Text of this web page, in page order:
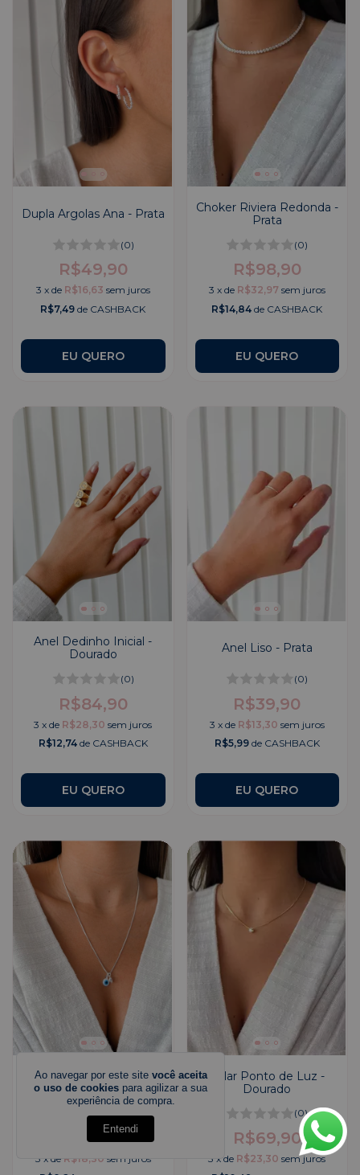
Ao navegar por este site você aceita
o uso de cookies para agilizar a sua
experiência de compra.
Entendi
Dupla Argolas Ana - Prata
(0)
R$49,90
3 x de R$16,63 sem juros
R$7,49 de CASHBACK
Choker Riviera Redonda -
Prata
(0)
R$98,90
3 x de R$32,97 sem juros
R$14,84 de CASHBACK
Anel Dedinho Inicial -
Dourado
(0)
R$84,90
3 xde R$28,30 sem juros
R$12,74de CASHBACK
EU QUERO
Anel Liso - Prata
(0)
R$39,90
3 x de R$13,30 sem juros
R$5,99de CASHBACK
EU QUERO
Patuá Olho Grego - Prata
(0)
R$54,90
3 x de R$18,30 sem juros
Colar Ponto de Luz -
Dourado
(0)
R$69,90
3 xde R$23,30 sem juros